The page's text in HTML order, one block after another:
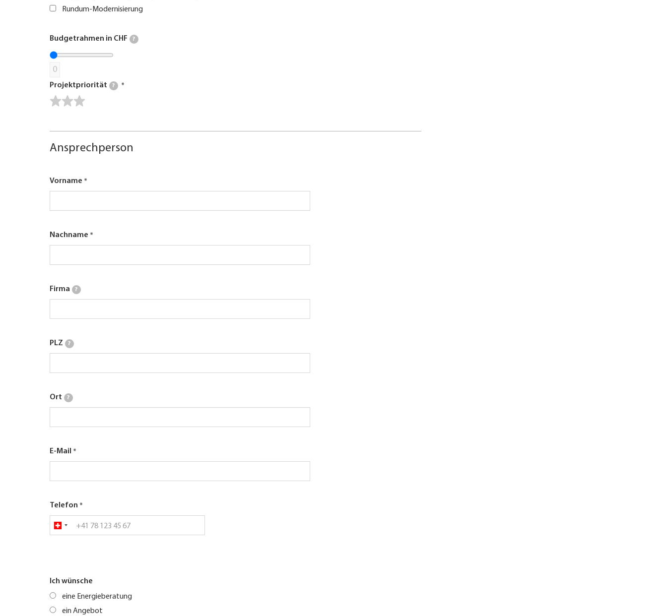
Rundum-Modernisierung
Budgetrahmen in CHF ?
0
Projektpriorität ?
Ansprechperson
Vorname
Nachname
Firma ?
PLZ ?
Ort ?
E-Mail
Telefon
Ich wünsche
eine Energieberatung
ein Angebot